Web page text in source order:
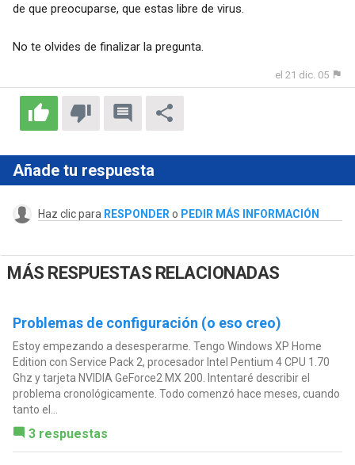
de que preocuparse, que estas libre de virus.
No te olvides de finalizar la pregunta.
el 21 dic. 05
Añade tu respuesta
Haz clic para RESPONDER o PEDIR MÁS INFORMACIÓN
MÁS RESPUESTAS RELACIONADAS
Problemas de configuración (o eso creo)
Estoy empezando a desesperarme. Tengo Windows XP Home
Edition con Service Pack 2, procesador Intel Pentium 4 CPU 1.70
Ghz y tarjeta NVIDIA GeForce2 MX 200. Intentaré describir el
problema cronológicamente. Todo comenzó hace meses, cuando
tanto el...
3 respuestas